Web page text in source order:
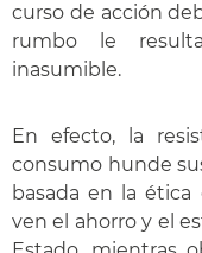
curso de acción
rumbo le
inasumible.
En efecto, la
consumo hunde
basada en la
ven el ahorro y el